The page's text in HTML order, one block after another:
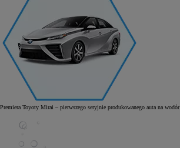
Premiera Toyoty Mirai – pierwszego seryjnie produkowanego auta na wodór